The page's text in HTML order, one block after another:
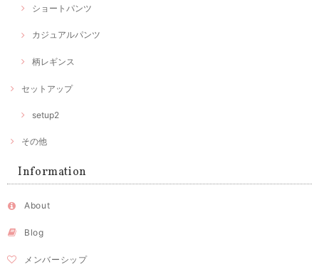
ショートパンツ
カジュアルパンツ
柄レギンス
セットアップ
setup2
その他
Information
About
Blog
メンバーシップ